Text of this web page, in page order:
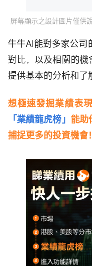
屏幕顯示之設計圖片僅供
牛牛AI能對多家公
對比，以及相關的機
提供基本的分析和了
想極速發掘業績表
「業績龍虎榜」 能助
捕捉更多的投資機會！